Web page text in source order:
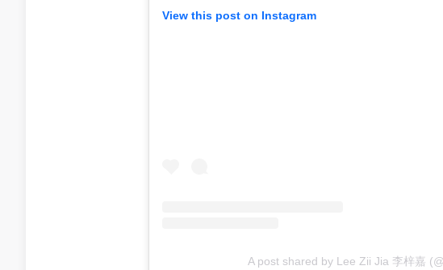
View this post on Instagram
A post shared by Lee Zii Jia 李梓嘉